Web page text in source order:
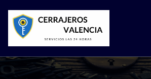
content